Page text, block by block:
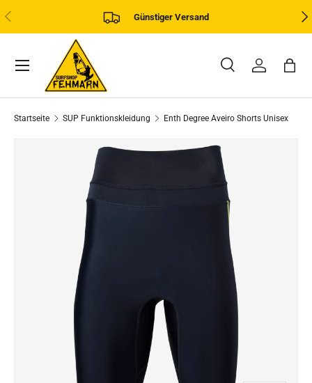
DIREKT ZUM INHALT
VORHERIGE Günstiger Versand
Suchen
Art
SucheEinloggen
Menü
Startseite SUP Funktionskleidung Enth Degree Aveiro Shorts Unisex
ZU PRODUKTINFORMATIONEN SPRINGEN